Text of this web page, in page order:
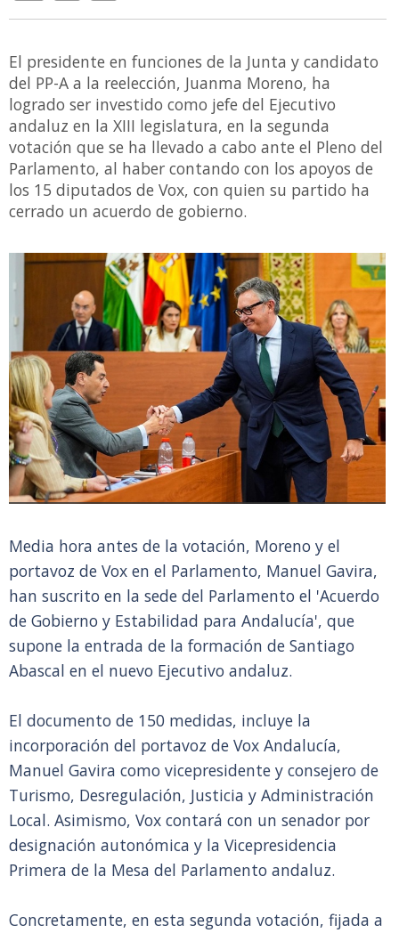
El presidente en funciones de la Junta y candidato
del PP-A a la reelección, Juanma Moreno, ha
logrado ser investido como jefe del Ejecutivo
andaluz en la XIII legislatura, en la segunda
votación que se ha llevado a cabo ante el Pleno del
Parlamento, al haber contando con los apoyos de
los 15 diputados de Vox, con quien su partido ha
cerrado un acuerdo de gobierno.
Media hora antes de la votación, Moreno y el
portavoz de Vox en el Parlamento, Manuel Gavira,
han suscrito en la sede del Parlamento el 'Acuerdo
de Gobierno y Estabilidad para Andalucía', que
supone la entrada de la formación de Santiago
Abascal en el nuevo Ejecutivo andaluz.
El documento de 150 medidas, incluye la
incorporación del portavoz de Vox Andalucía,
Manuel Gavira como vicepresidente y consejero de
Turismo, Desregulación, Justicia y Administración
Local. Asimismo, Vox contará con un senador por
designación autonómica y la Vicepresidencia
Primera de la Mesa del Parlamento andaluz.
Concretamente, en esta segunda votación, fijada a